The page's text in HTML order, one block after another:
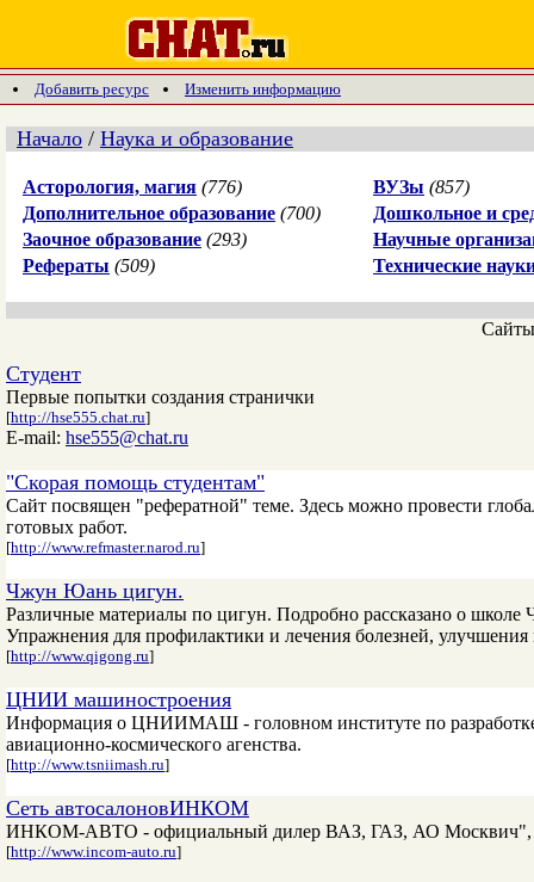
Добавить ресурс Изменить информацию
Начало / Наука и образование
Асторология, магия (776) ВУЗы (857)
Дополнительное образование (700)
Дошкольное и
Заочное образование (293)
Научные
Рефераты (509) Технические
Студент
Первые попытки создания странички
[http://hse555.chat.ru]
E-mail: hse555@chat.ru
"Скорая помощь студентам"
Сайт посвящен "рефератной" теме. Здесь можно провести
готовых работ.
[http://www.refmaster.narod.ru]
Чжун Юань цигун.
Различные материалы по цигун. Подробно рассказано о
Упражнения для профилактики и лечения болезней, улучшения
[http://www.qigong.ru]
ЦНИИ машиностроения
Информация о ЦНИИМАШ - головном институте по разработке
авиационно-космического агенства.
[http://www.tsniimash.ru]
Cеть автосалоновИНКОМ
ИНКОМ-АВТО - официальный дилер ВАЗ, ГАЗ, АО Москвич",
[http://www.incom-auto.ru]